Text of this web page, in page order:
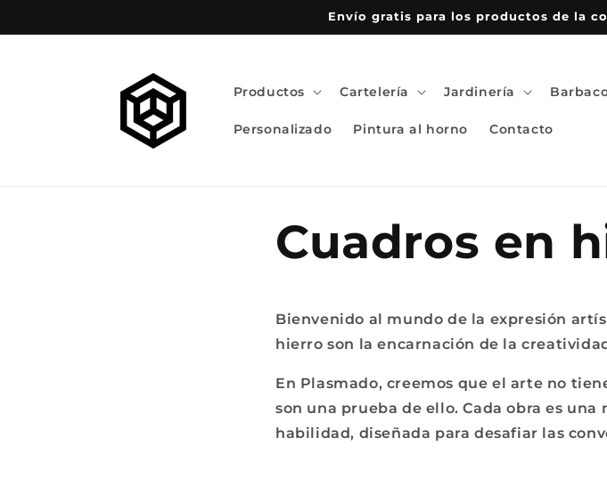
al contenido
Envío gratis para los productos de la
Productos Cartelería Jardinería
Personalizado Pintura al horno Contacto
Cuadros en
Bienvenido al mundo de la expresión
hierro son la encarnación de la
En Plasmado, creemos que el arte no
son una prueba de ello. Cada obra es
habilidad, diseñada para desafiar las